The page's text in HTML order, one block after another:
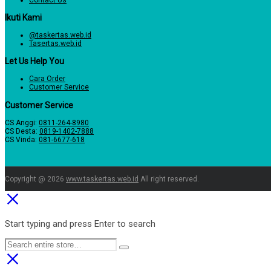
Ikuti Kami
@taskertas.web.id
Tasertas.web.id
Let Us Help You
Cara Order
Customer Service
Customer Service
CS Anggi: 0811-264-8980
CS Desta: 0819-1402-7888
CS Vinda: 081-6677-618
Copyright @ 2026 www.taskertas.web.id All right reserved.
Start typing and press Enter to search